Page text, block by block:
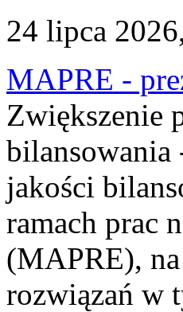
24 lipca
MAPRE -
Zwiększenie
bilansowania
jakości
ramach prac
(MAPRE),
rozwiązań w